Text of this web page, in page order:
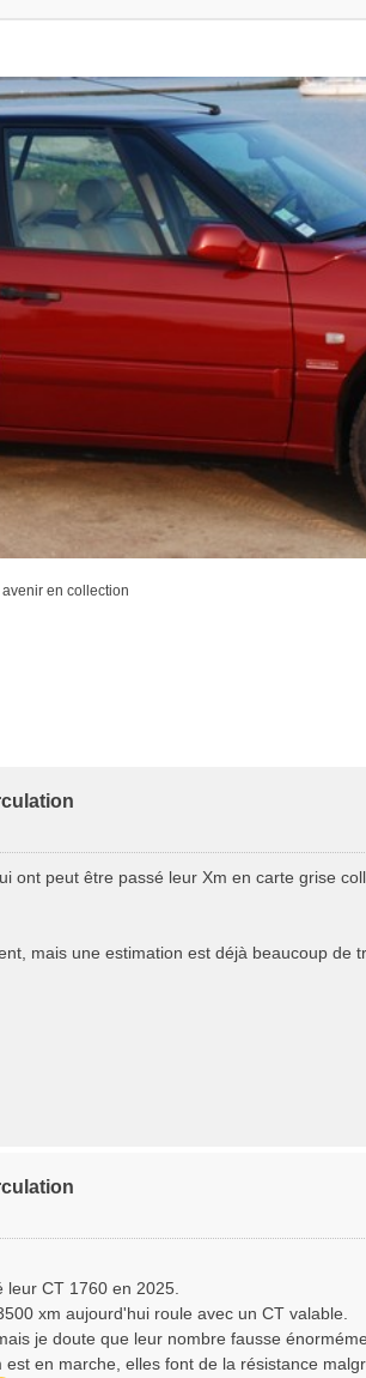
en collection
ont peut être passé leur Xm en carte grise
mais une estimation est déjà beaucoup de
leur CT 1760 en 2025.
xm aujourd'hui roule avec un CT valable.
je doute que leur nombre fausse
en marche, elles font de la résistance